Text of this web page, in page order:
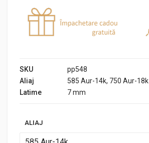
SKU
pp548
Aliaj
585 Aur-14k, 750 Aur-18k
Latime
7 mm
ALIAJ